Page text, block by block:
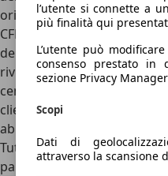
originale. Il risultato, frutto
CFD, ha permesso di
deportanza rispetto a una
rivisto, con sospensioni
centimetri il baricentro, e
cliente di Techart può
abitacolo e colori della
Tutto questo ha
parte.
l’utente si connette a
più finalità qui
L’utente può
consenso prestato in
sezione Privacy
Scopi
Dati di
attraverso la scansione